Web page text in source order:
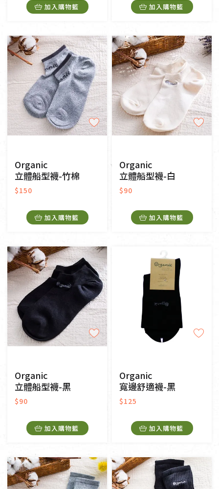
加入購物籃 加入購物籃
Organic
立體船型襪-竹棉
$150
加入購物籃
Organic
立體船型襪-白
$90
加入購物籃
Organic
立體船型襪-黑
$90
加入購物籃
Organic
寬邊舒適襪-黑
$125
加入購物籃